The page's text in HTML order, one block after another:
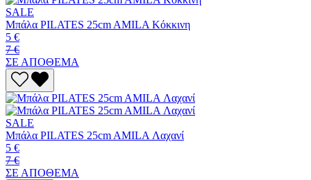
SALE
Μπάλα PILATES 25cm AMILA Κόκκινη
5 €
7 €
ΣΕ ΑΠΟΘΕΜΑ
SALE
Μπάλα PILATES 25cm AMILA Λαχανί
5 €
7 €
ΣΕ ΑΠΟΘΕΜΑ